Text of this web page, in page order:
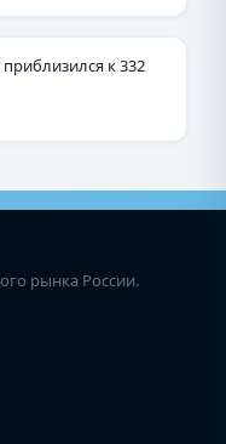
к 332
рынка России.